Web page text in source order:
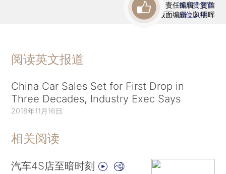
责任编辑：贺信
版面编辑：刘明晖
首席赞赏官
虚位以待
阅读英文报道
China Car Sales Set for First Drop in
Three Decades, Industry Exec Says
2018年11月16日
相关阅读
汽车4S店至暗时刻